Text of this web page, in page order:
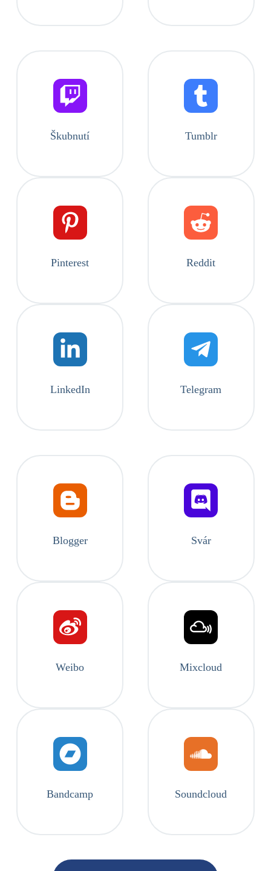
Škubnutí Tumblr
Pinterest Reddit
LinkedIn Telegram
Blogger Svár
Weibo Mixcloud
Bandcamp Soundcloud